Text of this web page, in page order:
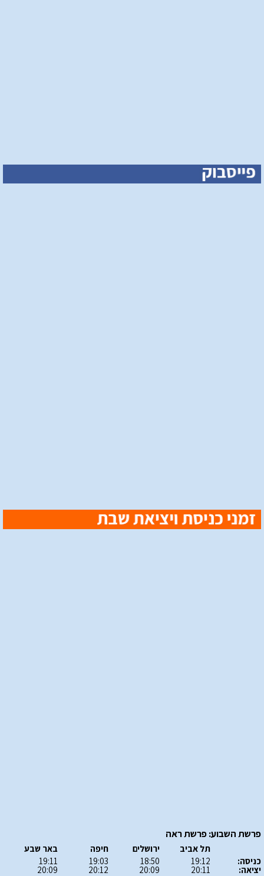
פרשת השבוע: פרשת ראה
כניסה:
יציאה:
תל אביב
19:12
20:11
ירושלים
18:50
20:09
חיפה
19:03
20:12
באר שבע
19:11
20:09